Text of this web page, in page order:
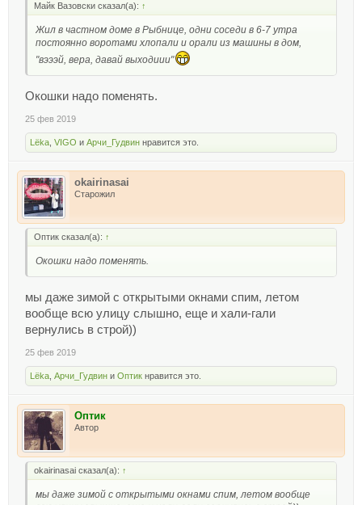
Майк Вазовски сказал(а): ↑
Жил в частном доме в Рыбнице, одни соседи в 6-7 утра
постоянно воротами хлопали и орали из машины в дом,
"вэээй, вера, давай выходиии"
Окошки надо поменять.
25 фев 2019
Lёka VIGO и Арчи_Гудвин нравится это.
okairinasai
Старожил
Оптик сказал(а): ↑
Окошки надо поменять.
мы даже зимой с открытыми окнами спим, летом
вообще всю улицу слышно, еще и хали-гали
вернулись в строй))
25 фев 2019
Lёka Арчи_Гудвин и Оптик нравится это.
Оптик
Автор
okairinasai сказал(а): ↑
мы даже зимой с открытыми окнами спим, летом вообще